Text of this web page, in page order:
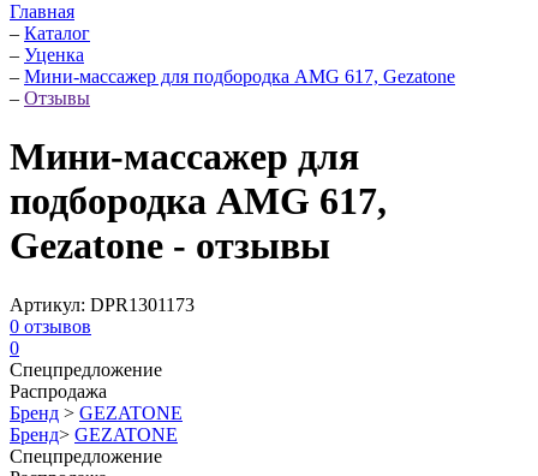
Главная
– Каталог
– Уценка
– Мини-массажер для подбородка AMG 617, Gezatone
– Отзывы
Мини-массажер для
подбородка AMG 617,
Gezatone - отзывы
Артикул: DPR1301173
0 отзывов
0
Спецпредложение
Распродажа
Бренд > GEZATONE
Бренд> GEZATONE
Спецпредложение